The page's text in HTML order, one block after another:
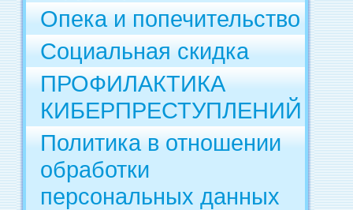
Опека и попечительство
Социальная скидка
ПРОФИЛАКТИКА
КИБЕРПРЕСТУПЛЕНИЙ
Политика в отношении
обработки
персональных данных